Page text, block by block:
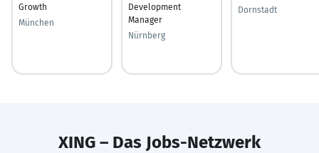
Growth
München
Development
Manager
Nürnberg
Dornstadt
XING – Das Jobs-Netzwerk